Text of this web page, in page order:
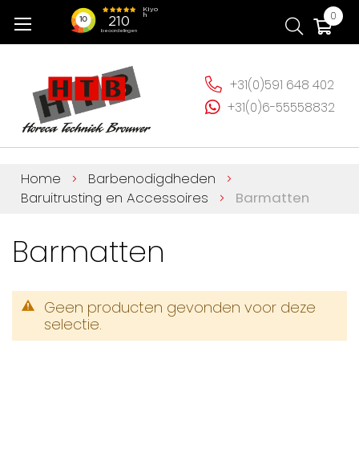
naar
0
+31(0)591 648 402
+31(0)6-55558832
Home
Barbenodigdheden
Baruitrusting en Accessoires
Barmatten
Barmatten
Geen producten gevonden voor deze
selectie.